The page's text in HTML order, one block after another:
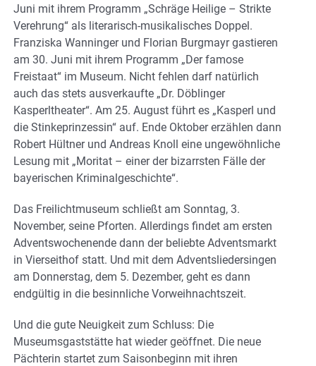
Juni mit ihrem Programm „Schräge Heilige – Strikte
Verehrung“ als literarisch-musikalisches Doppel.
Franziska Wanninger und Florian Burgmayr gastieren
am 30. Juni mit ihrem Programm „Der famose
Freistaat“ im Museum. Nicht fehlen darf natürlich
auch das stets ausverkaufte „Dr. Döblinger
Kasperltheater“. Am 25. August führt es „Kasperl und
die Stinkeprinzessin“ auf. Ende Oktober erzählen dann
Robert Hültner und Andreas Knoll eine ungewöhnliche
Lesung mit „Moritat – einer der bizarrsten Fälle der
bayerischen Kriminalgeschichte“.
Das Freilichtmuseum schließt am Sonntag, 3.
November, seine Pforten. Allerdings findet am ersten
Adventswochenende dann der beliebte Adventsmarkt
in Vierseithof statt. Und mit dem Adventsliedersingen
am Donnerstag, dem 5. Dezember, geht es dann
endgültig in die besinnliche Vorweihnachtszeit.
Und die gute Neuigkeit zum Schluss: Die
Museumsgaststätte hat wieder geöffnet. Die neue
Pächterin startet zum Saisonbeginn mit ihren